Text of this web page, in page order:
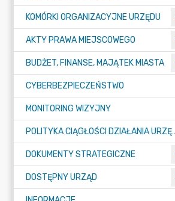
KOMÓRKI ORGANIZACYJNE URZĘDU
AKTY PRAWA MIEJSCOWEGO
BUDŻET, FINANSE, MAJĄTEK MIASTA
CYBERBEZPIECZEŃSTWO
MONITORING WIZYJNY
POLITYKA
DOKUMENTY STRATEGICZNE
DOSTĘPNY URZĄD